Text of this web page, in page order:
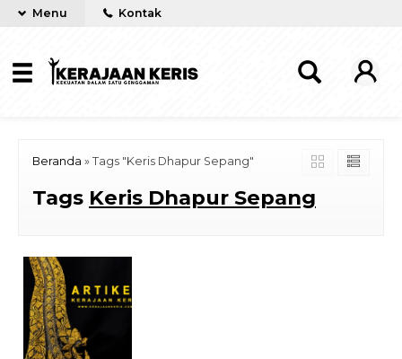
Menu Kontak
Beranda » Tags "Keris Dhapur Sepang"
Tags Keris Dhapur Sepang